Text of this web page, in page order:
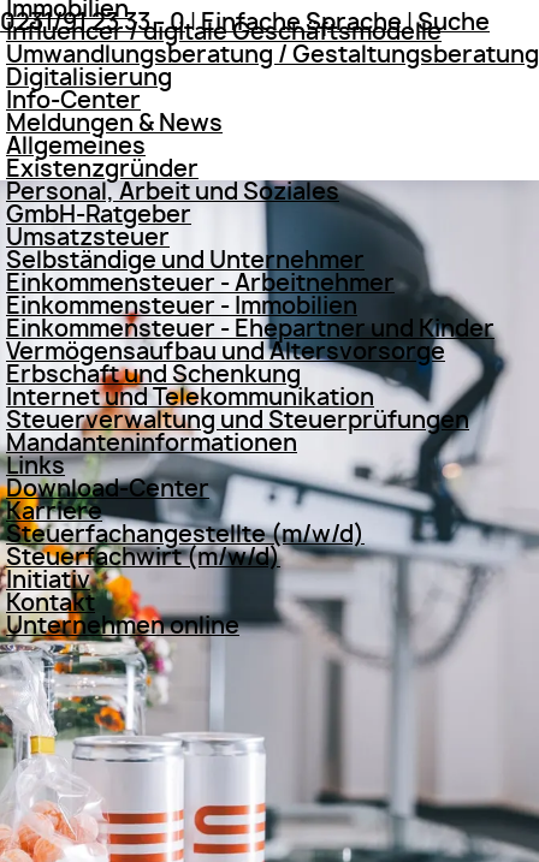
0231/91 23 33 - 0|Einfache Sprache|Suche
Immobilien
Influencer / digitale Geschäftsmodelle
Umwandlungsberatung / Gestaltungsberatung
Digitalisierung
Info-Center
Meldungen & News
Allgemeines
Existenzgründer
Personal, Arbeit und Soziales
GmbH-Ratgeber
Umsatzsteuer
Selbständige und Unternehmer
Einkommensteuer - Arbeitnehmer
Einkommensteuer - Immobilien
Einkommensteuer - Ehepartner und Kinder
Vermögensaufbau und Altersvorsorge
Erbschaft und Schenkung
Internet und Telekommunikation
Steuerverwaltung und Steuerprüfungen
Mandanteninformationen
Links
Download-Center
Karriere
Steuerfachangestellte (m/w/d)
Steuerfachwirt (m/w/d)
Initiativ
Kontakt
Unternehmen online